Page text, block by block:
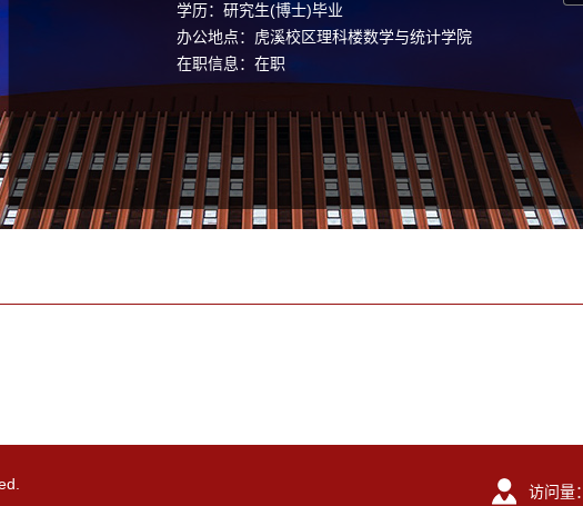
学历：研究生(博士)毕业
办公地点：虎溪校区理科楼数学与统计学院
在职信息：在职
访问量：